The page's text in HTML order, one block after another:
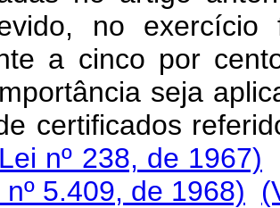
no exercício
a cinco por
seja
certificados
nº 238, de 1967)
5.409, de 1968)